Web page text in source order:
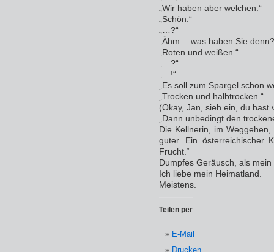
„Wir haben aber welchen.“
„Schön.“
„…?“
„Ähm… was haben Sie
„Roten und weißen.“
„…?“
„…!“
„Es soll zum Spargel schon
„Trocken und halbtrocken.“
(Okay, Jan, sieh ein, du hast
„Dann unbedingt den
Die Kellnerin, im
guter. Ein österreichischer
Frucht.“
Dumpfes Geräusch, als
Ich liebe mein Heimatland.
Meistens.
Teilen per
E-Mail
Drucken